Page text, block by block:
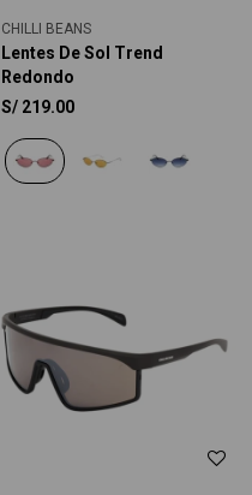
CHILLI BEANS
Lentes De Sol Trend
Redondo
S/ 219.00